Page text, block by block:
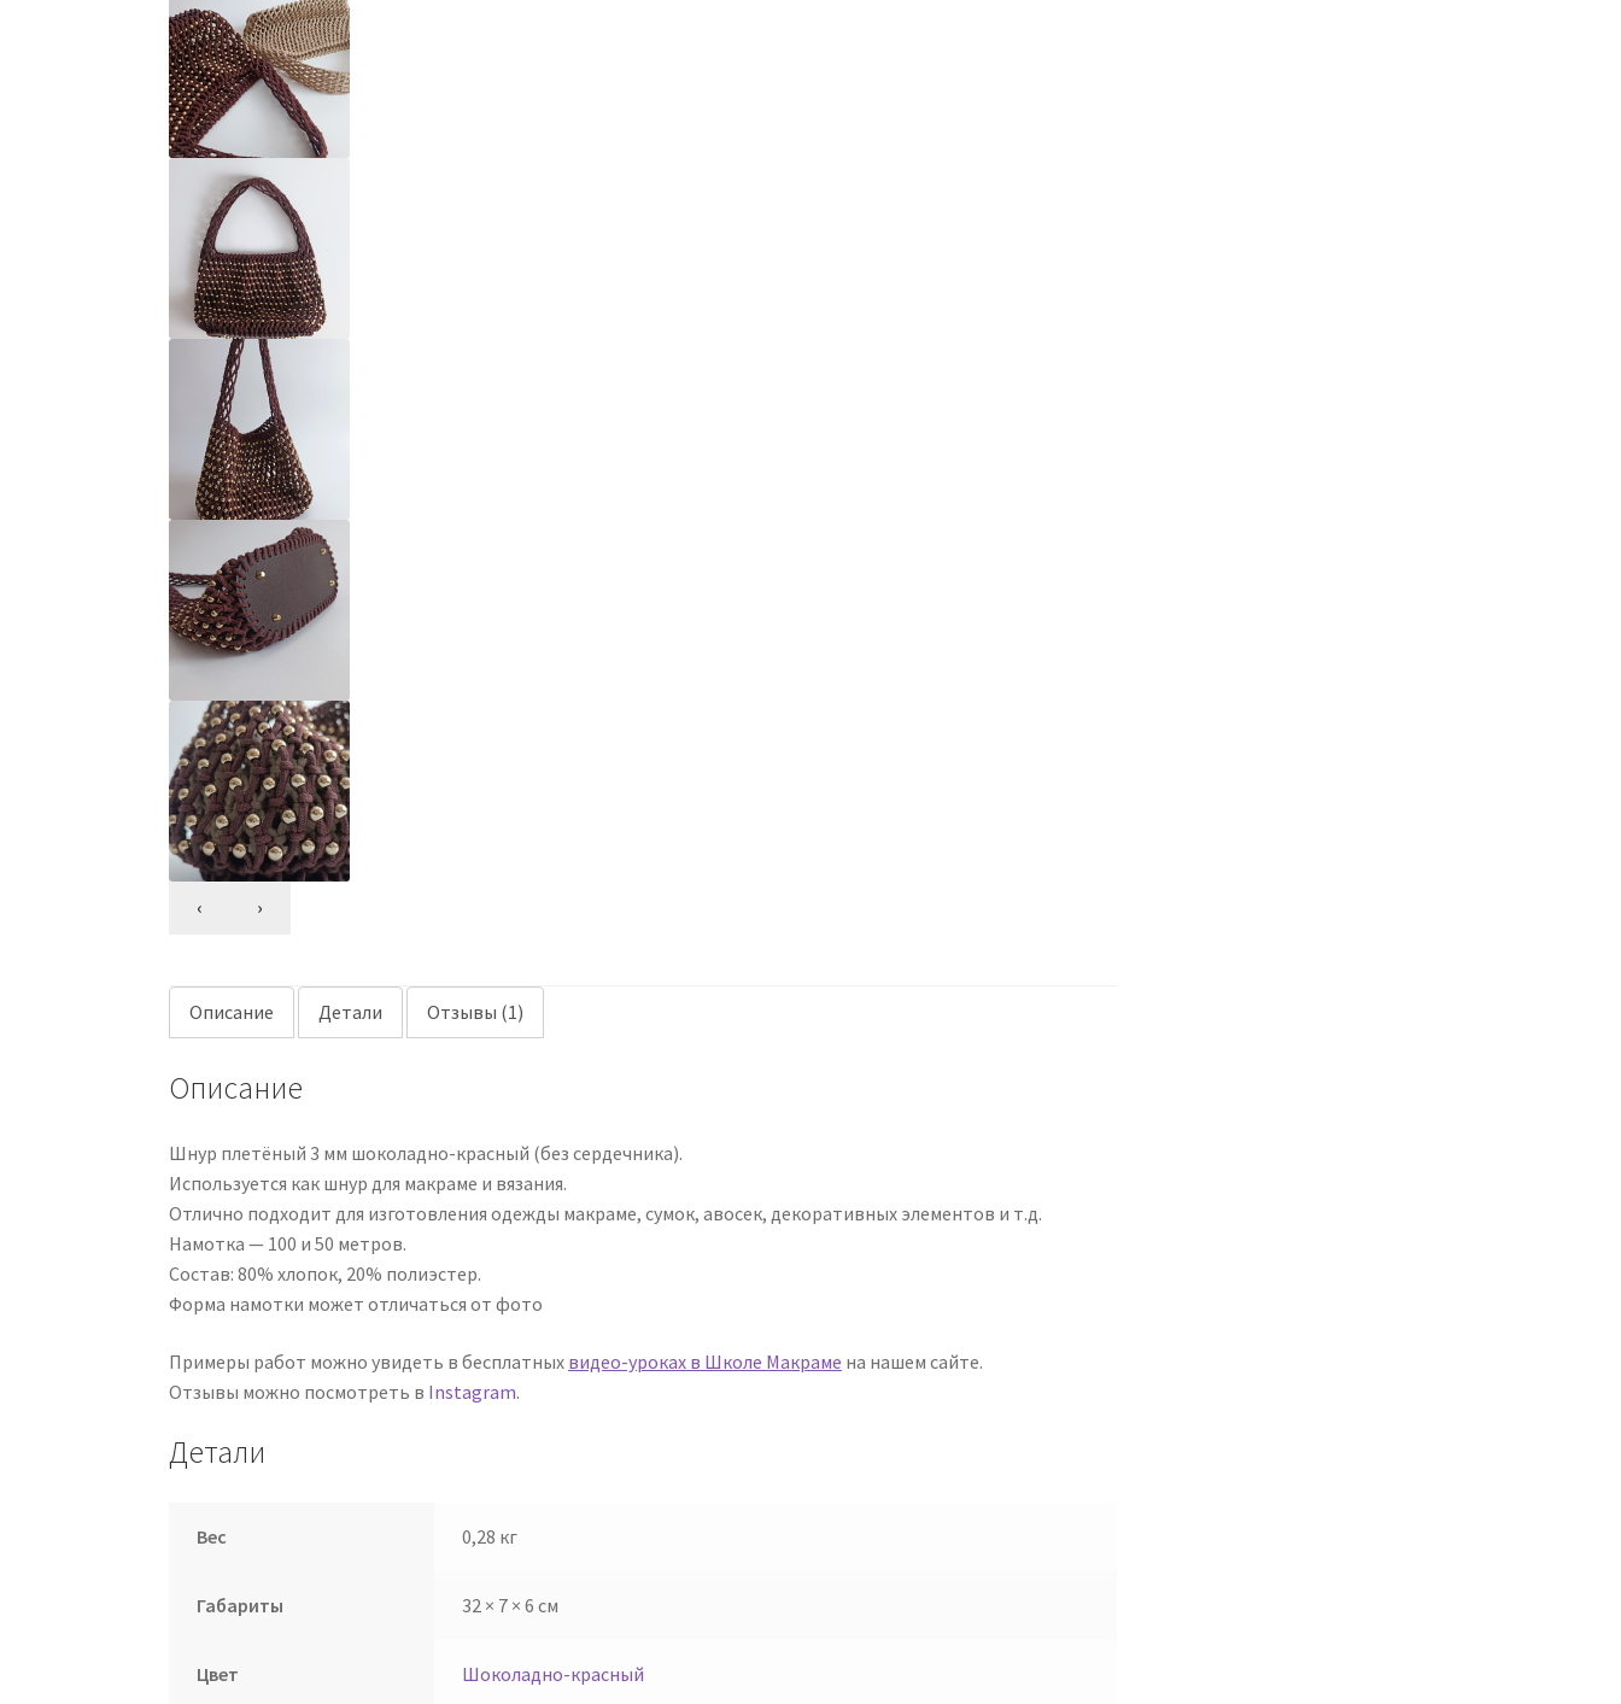
‹ ›
Описание Детали Отзывы (1)
Описание
Шнур плетёный 3 мм шоколадно-красный (без сердечника).
Используется как шнур для макраме и вязания.
Отлично подходит для изготовления одежды макраме, сумок, авосек, декоративных элементов и т.д.
Намотка — 100 и 50 метров.
Состав: 80% хлопок, 20% полиэстер.
Форма намотки может отличаться от фото
Примеры работ можно увидеть в бесплатных видео-уроках в Школе Макраме на нашем сайте.
Отзывы можно посмотреть в Instagram.
Детали
Вес 0,28 кг
Габариты 32 × 7 × 6 см
Цвет Шоколадно-красный